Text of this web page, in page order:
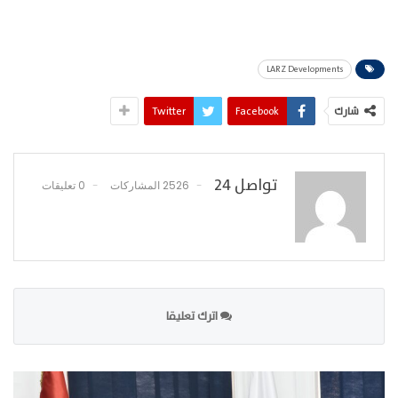
LARZ Developments
شارك Facebook
Twitter
تواصل 24 2526 المشاركات 0 تعليقات
اترك تعليقا